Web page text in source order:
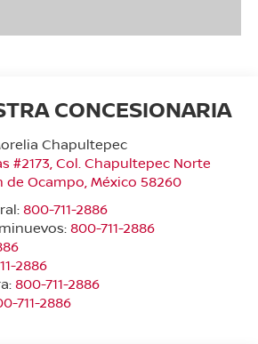
CONCESIONARIA
Chapultepec
#2173, Col. Chapultepec Norte
de Ocampo, México 58260
800-711-2886
800-711-2886
2886
800-711-2886
711-2886